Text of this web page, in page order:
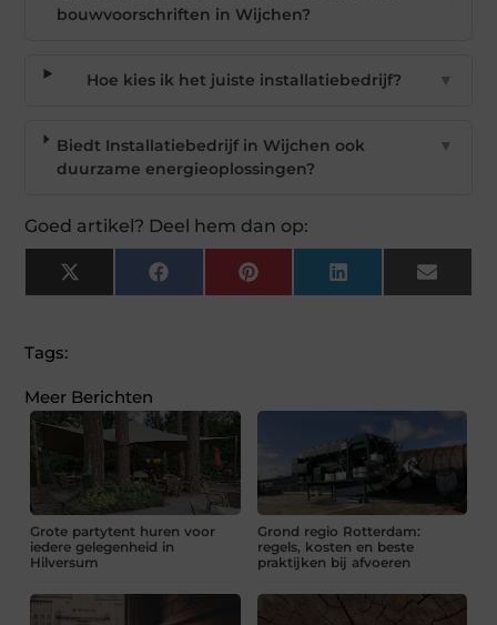
bouwvoorschriften in Wijchen?
Hoe kies ik het juiste installatiebedrijf? ▼
Biedt Installatiebedrijf in Wijchen ook
duurzame energieoplossingen?
▼
Goed artikel? Deel hem dan op:
X
(Twitter)
Facebook Pinterest LinkedIn Email
Tags:
Meer Berichten
Grote partytent huren voor
iedere gelegenheid in
Hilversum
Grond regio Rotterdam:
regels, kosten en beste
praktijken bij afvoeren